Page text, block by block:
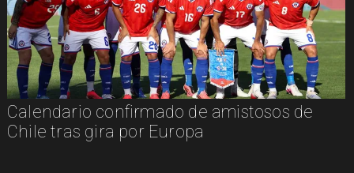
Calendario confirmado de amistosos de
Chile tras gira por Europa